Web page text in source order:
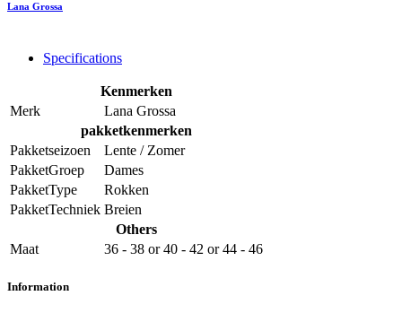
Lana Grossa
Specifications
Kenmerken
Merk
Lana Grossa
pakketkenmerken
Pakketseizoen
Lente / Zomer
PakketGroep
Dames
PakketType
Rokken
PakketTechniek Breien
Others
Maat
36 - 38 or40 - 42 or44 - 46
Information